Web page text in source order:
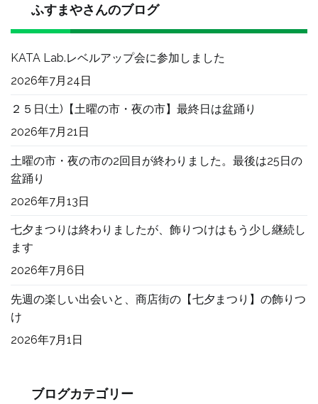
ふすまやさんのブログ
KATA Lab.レベルアップ会に参加しました
2026年7月24日
２５日(土)【土曜の市・夜の市】最終日は盆踊り
2026年7月21日
土曜の市・夜の市の2回目が終わりました。最後は25日の
盆踊り
2026年7月13日
七夕まつりは終わりましたが、飾りつけはもう少し継続し
ます
2026年7月6日
先週の楽しい出会いと、商店街の【七夕まつり】の飾りつ
け
2026年7月1日
ブログカテゴリー